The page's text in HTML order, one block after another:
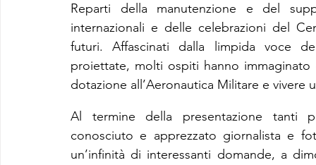
Reparti della manutenzione e del
internazionali e delle celebrazioni del
futuri. Affascinati dalla limpida voce
proiettate, molti ospiti hanno
dotazione all’Aeronautica Militare e vivere
Al termine della presentazione tanti
conosciuto e apprezzato giornalista e
un’infinità di interessanti domande, a